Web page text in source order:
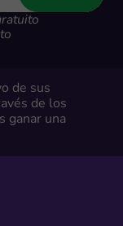
de sus
de los
ganar una